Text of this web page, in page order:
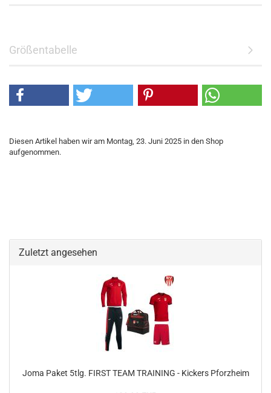
Größentabelle
Diesen Artikel haben wir am Montag, 23. Juni 2025 in den Shop
aufgenommen.
Zuletzt angesehen
Joma Paket 5tlg. FIRST TEAM TRAINING - Kickers Pforzheim